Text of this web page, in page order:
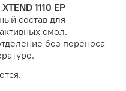
1110 ЕР –
состав для
смол.
без переноса